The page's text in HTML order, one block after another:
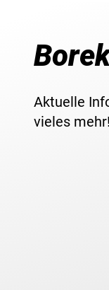
Aktuelle
vieles mehr!